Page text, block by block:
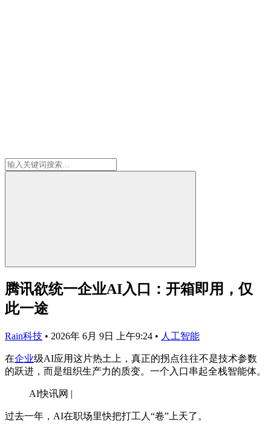
腾讯欲统一企业AI入口：开箱即用，仅
此一途
Rain科技 • 2026年 6月 9日 上午9:24 • 人工智能
在企业级AI应用这片热土上，真正的拐点往往不是技术参数
的跃进，而是组织生产力的质变。一个入口串起全栈智能体。
AI快讯网 |
过去一年，AI在职场里快把打工人“卷”上天了。